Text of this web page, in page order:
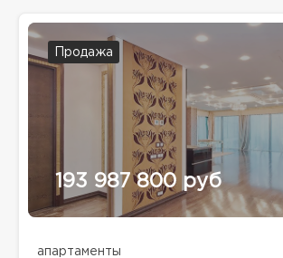
Продажа
193 987 800 руб
апартаменты